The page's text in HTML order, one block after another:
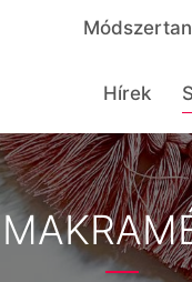
Módszertan
Hírek